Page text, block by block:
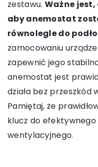
zestawu. Ważne
aby anemostat
równolegle do
zamocowaniu
zapewnić jego
anemostat jest
działa bez przeszkód
Pamiętaj, że
klucz do efektywnego
wentylacyjnego.